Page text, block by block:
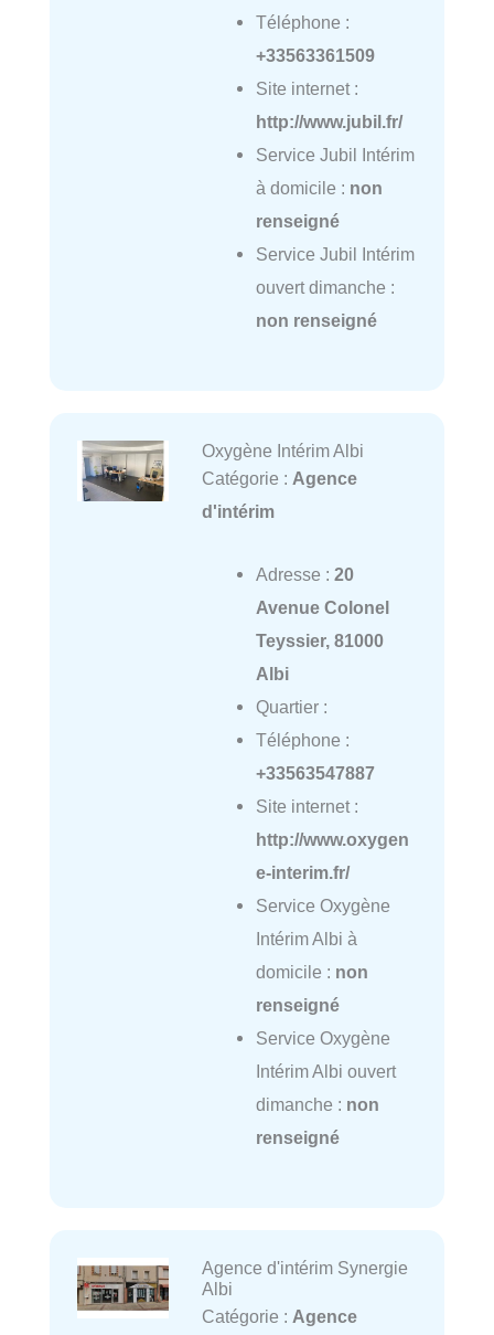
Téléphone :
+33563361509
Site internet :
http://www.jubil.fr/
Service Jubil Intérim
à domicile : non
renseigné
Service Jubil Intérim
ouvert dimanche :
non renseigné
Oxygène Intérim Albi
Catégorie : Agence
d'intérim
Adresse : 20
Avenue Colonel
Teyssier, 81000
Albi
Quartier :
Téléphone :
+33563547887
Site internet :
http://www.oxygen
e-interim.fr/
Service Oxygène
Intérim Albi à
domicile : non
renseigné
Service Oxygène
Intérim Albi ouvert
dimanche : non
renseigné
Agence d'intérim Synergie
Albi
Catégorie : Agence